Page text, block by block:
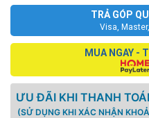
TRẢ GÓP
Visa,
MUA NGAY -
ƯU ĐÃI KHI THANH
(SỬ DỤNG KHI XÁC NHẬN